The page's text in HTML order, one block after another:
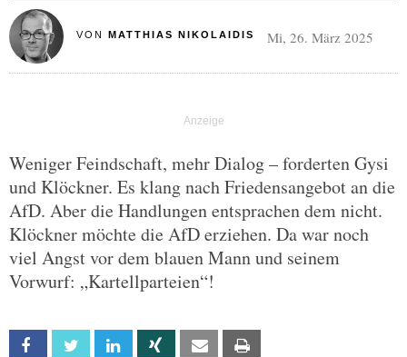
VON MATTHIAS NIKOLAIDIS Mi, 26. März 2025
Weniger Feindschaft, mehr Dialog – forderten Gysi
und Klöckner. Es klang nach Friedensangebot an die
AfD. Aber die Handlungen entsprachen dem nicht.
Klöckner möchte die AfD erziehen. Da war noch
viel Angst vor dem blauen Mann und seinem
Vorwurf: „Kartellparteien“!
Facebook Twitter Linkedin Xing Email